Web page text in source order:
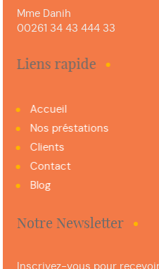
Mme Danih
00261 34 43 444 33
Liens rapide
Accueil
Nos préstations
Clients
Contact
Blog
Notre Newsletter
Inscrivez-vous pour